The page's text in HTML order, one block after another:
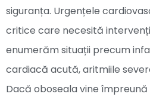
siguranța. Urgențele
critice care necesită
enumerăm situații precum
cardiacă acută, aritmiile
Dacă oboseala vine